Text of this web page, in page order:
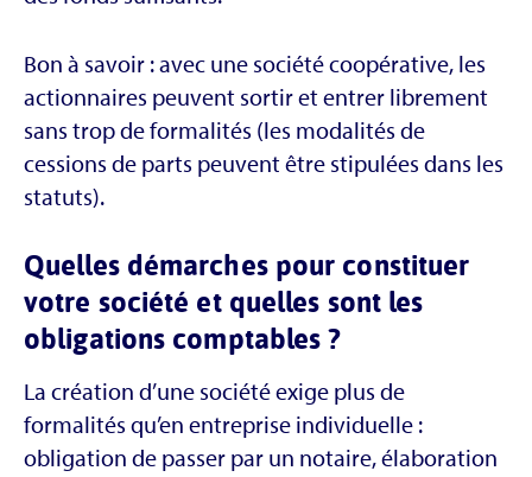
Bon à savoir : avec une société coopérative, les
actionnaires peuvent sortir et entrer librement
sans trop de formalités (les modalités de
cessions de parts peuvent être stipulées dans les
statuts).
Quelles démarches pour constituer
votre société et quelles sont les
obligations comptables ?
La création d’une société exige plus de
formalités qu’en entreprise individuelle :
obligation de passer par un notaire, élaboration